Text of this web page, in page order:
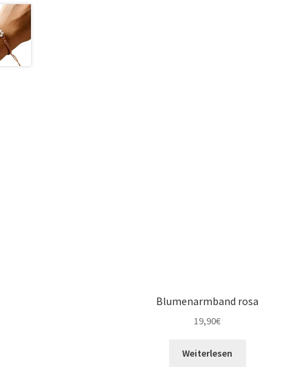
Blumenarmband rosa
19,90€
Weiterlesen